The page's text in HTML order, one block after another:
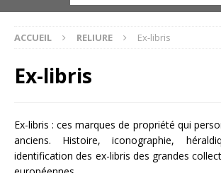
ACCUEIL RELIURE Ex-libris
Ex-libris
Ex-libris : ces marques de propriété qui
anciens. Histoire, iconographie,
identification des ex-libris des grandes